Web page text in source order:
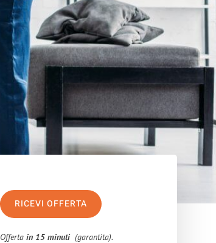
RICEVI OFFERTA
Offertain 15 minuti (garantita).